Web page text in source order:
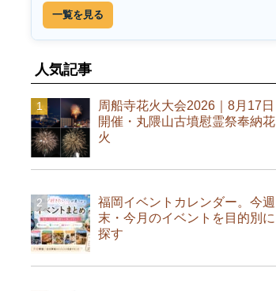
一覧を見る
人気記事
周船寺花火大会2026｜8月17日
開催・丸隈山古墳慰霊祭奉納花
火
福岡イベントカレンダー。今週
末・今月のイベントを目的別に
探す